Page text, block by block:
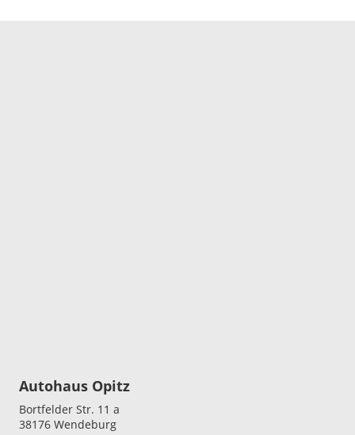
Autohaus Opitz
Bortfelder Str. 11 a
38176 Wendeburg